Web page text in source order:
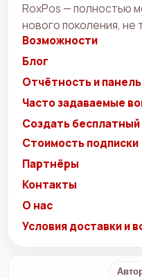
RoxPos — полностью
нового поколения, не
Возможности
Блог
Отчётность и
Часто задаваемые
Создать бесплатный
Стоимость подписки
Партнёры
Контакты
О нас
Условия доставки и